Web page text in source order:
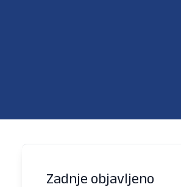
Zadnje objavljeno